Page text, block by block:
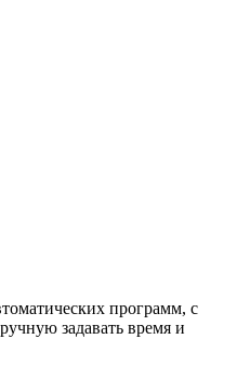
программ, с
задавать время и